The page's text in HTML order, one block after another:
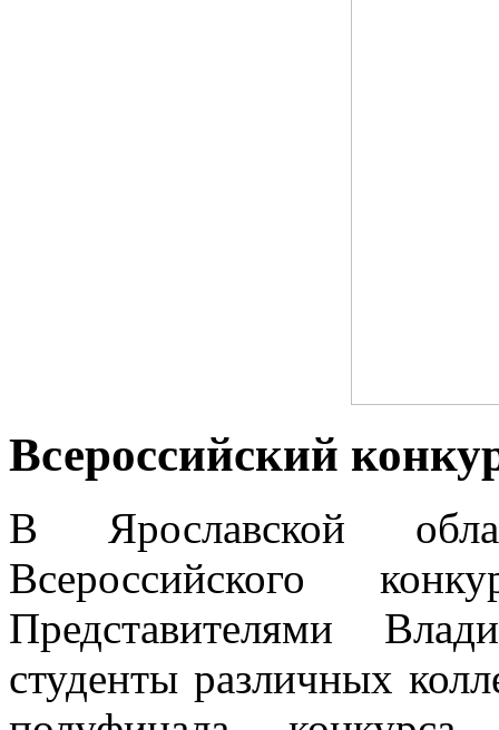
Всероссийский
В Ярославской
Всероссийского
Представителями
студенты различных